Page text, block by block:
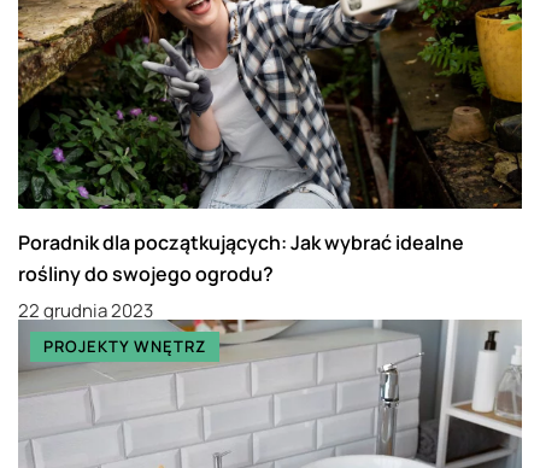
Poradnik dla początkujących: Jak wybrać idealne
rośliny do swojego ogrodu?
22 grudnia 2023
PROJEKTY WNĘTRZ